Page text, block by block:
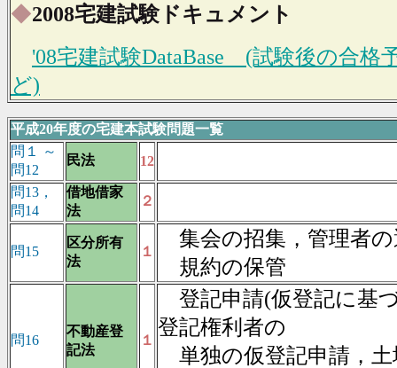
◆2008宅建試験ドキュメント
'08宅建試験DataBase (試験後の合格
ど)
平成20年度の宅建本試験問題一覧
問１ ～
問12
民法 12
問13，
問14
借地借家
法
２
問15
区分所有
法
１
集会の招集，管理者の
規約の保管
問16
不動産登
記法
１
登記申請(仮登記に基
登記権利者の
単独の仮登記申請，土